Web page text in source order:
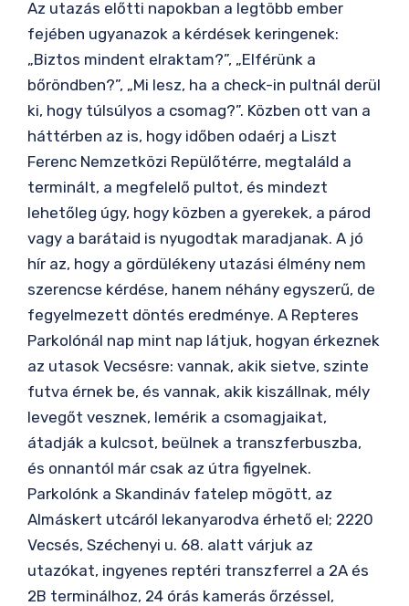
Az utazás előtti napokban a legtöbb ember
fejében ugyanazok a kérdések keringenek:
„Biztos mindent elraktam?”, „Elférünk a
bőröndben?”, „Mi lesz, ha a check-in pultnál derül
ki, hogy túlsúlyos a csomag?”. Közben ott van a
háttérben az is, hogy időben odaérj a Liszt
Ferenc Nemzetközi Repülőtérre, megtaláld a
terminált, a megfelelő pultot, és mindezt
lehetőleg úgy, hogy közben a gyerekek, a párod
vagy a barátaid is nyugodtak maradjanak. A jó
hír az, hogy a gördülékeny utazási élmény nem
szerencse kérdése, hanem néhány egyszerű, de
fegyelmezett döntés eredménye. A Repteres
Parkolónál nap mint nap látjuk, hogyan érkeznek
az utasok Vecsésre: vannak, akik sietve, szinte
futva érnek be, és vannak, akik kiszállnak, mély
levegőt vesznek, lemérik a csomagjaikat,
átadják a kulcsot, beülnek a transzferbuszba,
és onnantól már csak az útra figyelnek.
Parkolónk a Skandináv fatelep mögött, az
Almáskert utcáról lekanyarodva érhető el; 2220
Vecsés, Széchenyi u. 68. alatt várjuk az
utazókat, ingyenes reptéri transzferrel a 2A és
2B terminálhoz, 24 órás kamerás őrzéssel,